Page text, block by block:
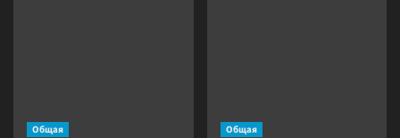
Общая Общая